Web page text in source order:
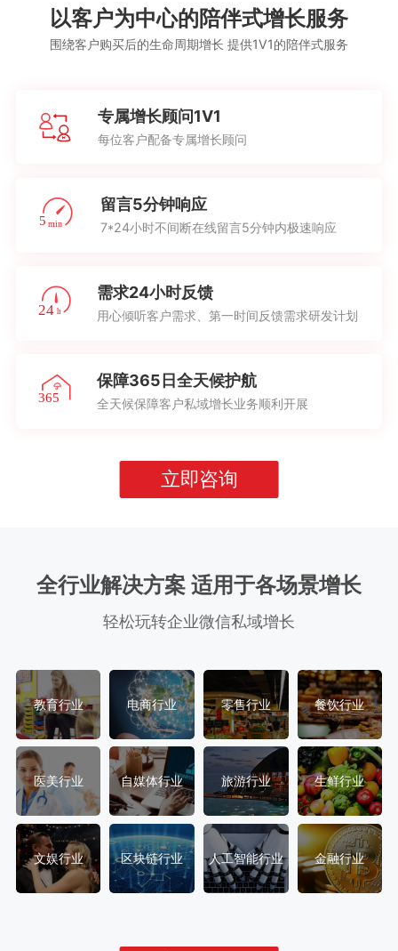
以客户为中心的陪伴式增长服务
围绕客户购买后的生命周期增长 提供1V1的陪伴式服务
专属增长顾问1V1
每位客户配备专属增长顾问
留言5分钟响应
7*24小时不间断在线留言5分钟内极速响应
需求24小时反馈
用心倾听客户需求、第一时间反馈需求研发计划
保障365日全天候护航
全天候保障客户私域增长业务顺利开展
立即咨询
全行业解决方案 适用于各场景增长
轻松玩转企业微信私域增长
教育行业 电商行业 零售行业 餐饮行业
医美行业 自媒体行业 旅游行业 生鲜行业
文娱行业 区块链行业 人工智能行业 金融行业